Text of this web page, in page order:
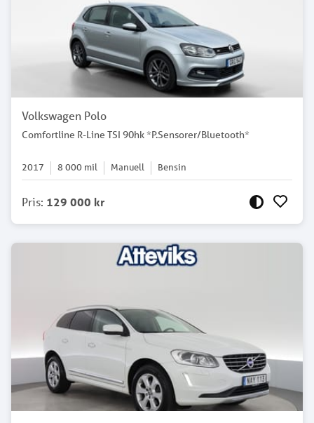
Volkswagen Polo
Comfortline R-Line TSI 90hk *P.Sensorer/Bluetooth*
2017 8 000 mil Manuell Bensin
Pris: 129 000 kr